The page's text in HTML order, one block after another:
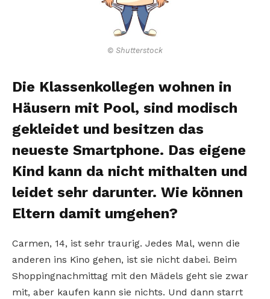
© Shutterstock
Die Klassenkollegen wohnen in
Häusern mit Pool, sind modisch
gekleidet und besitzen das
neueste Smartphone. Das eigene
Kind kann da nicht mithalten und
leidet sehr darunter. Wie können
Eltern damit umgehen?
Carmen, 14, ist sehr traurig. Jedes Mal, wenn die
anderen ins Kino gehen, ist sie nicht dabei. Beim
Shoppingnachmittag mit den Mädels geht sie zwar
mit, aber kaufen kann sie nichts. Und dann starrt